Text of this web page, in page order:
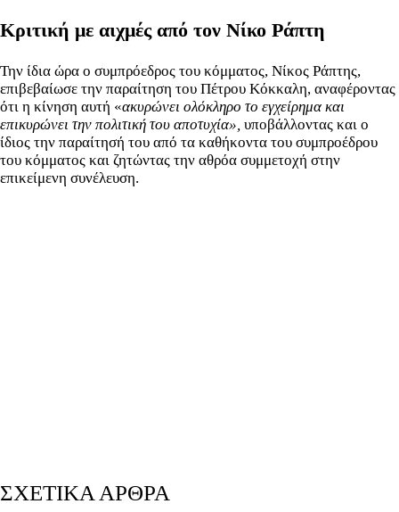
Κριτική με αιχμές από τον Νίκο Ράπτη
Την ίδια ώρα ο συμπρόεδρος του κόμματος, Νίκος Ράπτης,
επιβεβαίωσε την παραίτηση του Πέτρου Κόκκαλη, αναφέροντας
ότι η κίνηση αυτή «ακυρώνει ολόκληρο το εγχείρημα και
επικυρώνει την πολιτική του αποτυχία», υποβάλλοντας και ο
ίδιος την παραίτησή του από τα καθήκοντα του συμπροέδρου
του κόμματος και ζητώντας την αθρόα συμμετοχή στην
επικείμενη συνέλευση.
ΣΧΕΤΙΚΑ ΑΡΘΡΑ